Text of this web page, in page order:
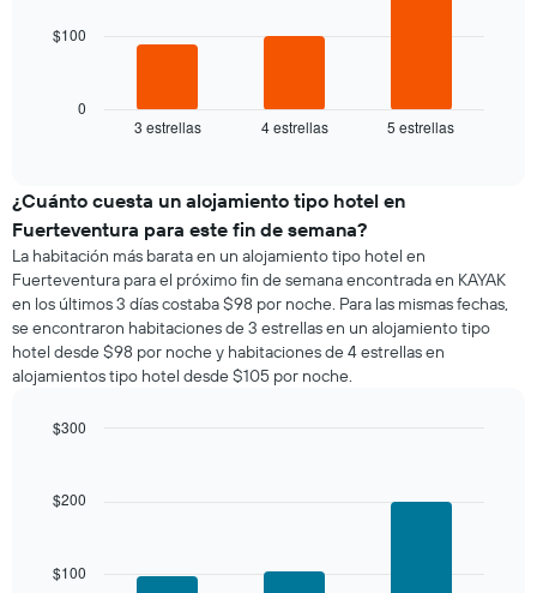
El
muestra
de
una
habitación
para
esta
noche,
calculado
a
partir
los
número
de
3 estrellas 4 estrellas 5 estrellas
0
$100
¿Cuánto cuesta un alojamiento tipo hotel en
Fuerteventura para este fin de semana?
La habitación más barata en un alojamiento tipo hotel en
Fuerteventura para el próximo fin de semana encontrada en KAYAK
en los últimos 3 días costaba $98 por noche. Para las mismas fechas,
se encontraron habitaciones de 3 estrellas en un alojamiento tipo
hotel desde $98 por noche y habitaciones de 4 estrellas en
alojamientos tipo hotel desde $105 por noche.
with
El$100
$200
$300